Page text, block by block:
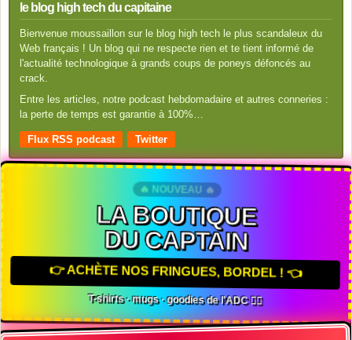
le blog high tech du capitaine
Bienvenue moussaillon sur le blog high tech le plus scandaleux du
Web français ! Un blog qui ne respecte rien et te tient informé de
l'actualité technologique à grands coups de poneys défoncés au
crack.
Entre les articles, notre podcast hebdomadaire et autres conneries :
la perte de temps est garantie à 100%…
Flux RSS podcast Twitter
🔥 NOUVEAU 🔥
LA BOUTIQUE
DU CAPTAIN
👉 ACHÈTE NOS FRINGUES, BORDEL ! 👈
T-shirts · mugs · goodies de l'ADC 🏴‍☠️